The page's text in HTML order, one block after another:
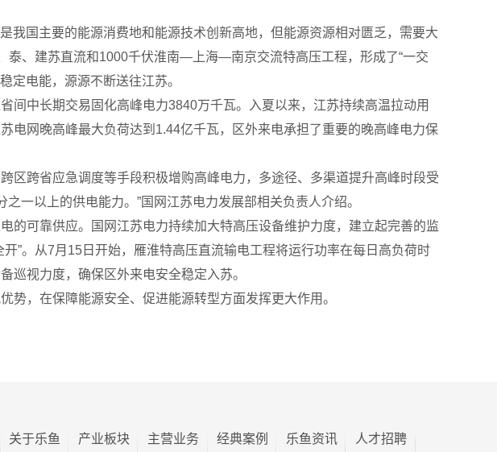
国主要的能源消费地和能源技术创新高地，但能源资源相对匮乏，需要大
泰、建苏直流和1000千伏淮南—上海—南京交流特高压工程，形成了“一交
定电能，源源不断送往江苏。
间中长期交易固化高峰电力3840万千瓦。入夏以来，江苏持续高温拉动用
电网晚高峰最大负荷达到1.44亿千瓦，区外来电承担了重要的晚高峰电力保
区跨省应急调度等手段积极增购高峰电力，多途径、多渠道提升高峰时段受
一以上的供电能力。”国网江苏电力发展部相关负责人介绍。
的可靠供应。国网江苏电力持续加大特高压设备维护力度，建立起完善的监
”。从7月15日开始，雁淮特高压直流输电工程将运行功率在每日高负荷时
巡视力度，确保区外来电安全稳定入苏。
势，在保障能源安全、促进能源转型方面发挥更大作用。
关于乐鱼 产业板块 主营业务 经典案例 乐鱼资讯 人才招聘